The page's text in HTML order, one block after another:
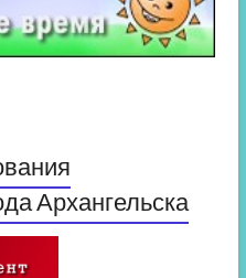
Архангельска